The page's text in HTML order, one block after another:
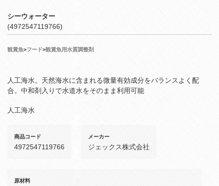
シーウォーター
(4972547119766)
観賞魚>フード>観賞魚用水質調整剤
人工海水。天然海水に含まれる微量有効成分をバランスよく配
合。中和剤入りで水道水をそのまま利用可能
人工海水
商品コード
4972547119766
メーカー
ジェックス株式会社
原材料